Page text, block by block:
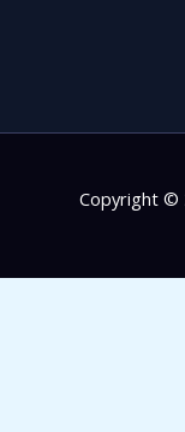
Copyright ©